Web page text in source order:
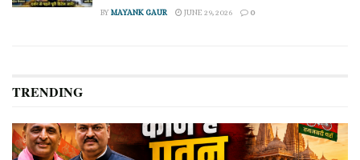
BYMAYANK GAUR JUNE 29, 2026 0
TRENDING